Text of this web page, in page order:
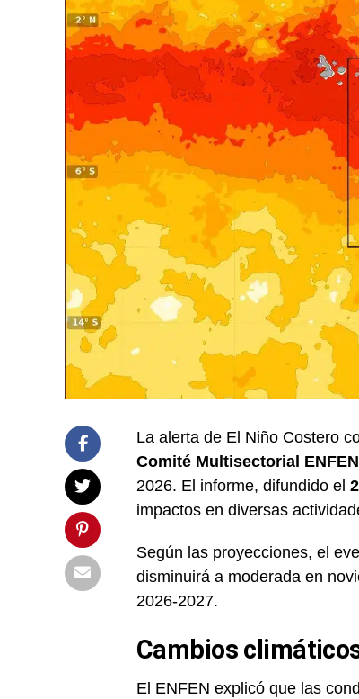
La alerta de El Niño Costero
Comité Multisectorial ENFEN
2026. El informe, difundido el
impactos en diversas
Según las proyecciones, el
disminuirá a moderada en
2026-2027.
Cambios
El ENFEN explicó que las